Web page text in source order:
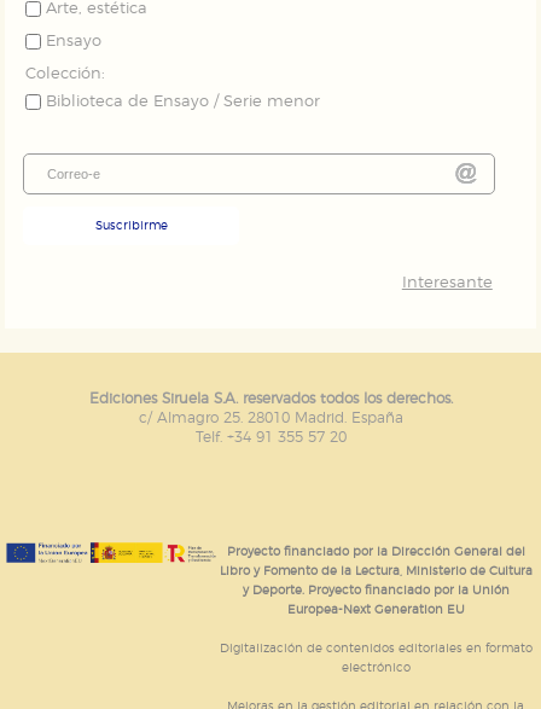
Arte, estética
Ensayo
Colección:
Biblioteca de Ensayo / Serie menor
Suscribirme
Interesante
Ediciones Siruela S.A. reservados todos los derechos.
c/ Almagro 25. 28010 Madrid. España
Telf. +34 91 355 57 20
Proyecto financiado por la Dirección General del
Libro y Fomento de la Lectura, Ministerio de Cultura
y Deporte. Proyecto financiado por la Unión
Europea-Next Generation EU
Digitalización de contenidos editoriales en formato
electrónico